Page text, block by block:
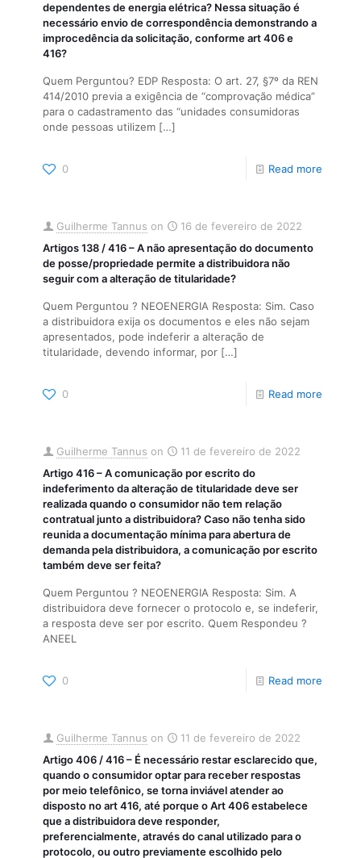
dependentes de energia elétrica? Nessa situação é
necessário envio de correspondência demonstrando a
improcedência da solicitação, conforme art 406 e
416?
Quem Perguntou? EDP Resposta: O art. 27, §7º da REN
414/2010 previa a exigência de “comprovação médica”
para o cadastramento das “unidades consumidoras
onde pessoas utilizem […]
0 Read more
Guilherme Tannus on
16 de fevereiro de 2022
Artigos 138 / 416 – A não apresentação do documento
de posse/propriedade permite a distribuidora não
seguir com a alteração de titularidade?
Quem Perguntou ? NEOENERGIA Resposta: Sim. Caso
a distribuidora exija os documentos e eles não sejam
apresentados, pode indeferir a alteração de
titularidade, devendo informar, por […]
0 Read more
Guilherme Tannus on
11 de fevereiro de 2022
Artigo 416 – A comunicação por escrito do
indeferimento da alteração de titularidade deve ser
realizada quando o consumidor não tem relação
contratual junto a distribuidora? Caso não tenha sido
reunida a documentação mínima para abertura de
demanda pela distribuidora, a comunicação por escrito
também deve ser feita?
Quem Perguntou ? NEOENERGIA Resposta: Sim. A
distribuidora deve fornecer o protocolo e, se indeferir,
a resposta deve ser por escrito. Quem Respondeu ?
ANEEL
0 Read more
Guilherme Tannus on
11 de fevereiro de 2022
Artigo 406 / 416 – É necessário restar esclarecido que,
quando o consumidor optar para receber respostas
por meio telefônico, se torna inviável atender ao
disposto no art 416, até porque o Art 406 estabelece
que a distribuidora deve responder,
preferencialmente, através do canal utilizado para o
protocolo, ou outro previamente escolhido pelo